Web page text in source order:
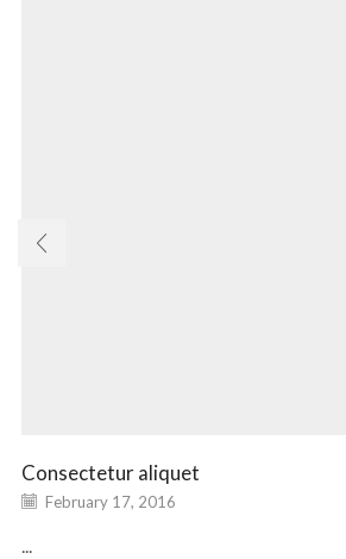
Consectetur aliquet
February 17, 2016
...